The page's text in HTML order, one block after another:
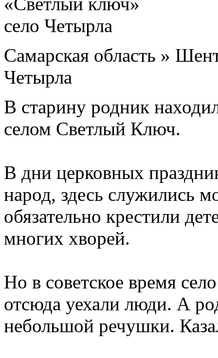
Самарская область »
Четырла
В старину родник
селом Светлый Ключ.
В дни церковных
народ, здесь служились
обязательно крестили
многих хворей.
Но в советское время
отсюда уехали люди. А
небольшой речушки.